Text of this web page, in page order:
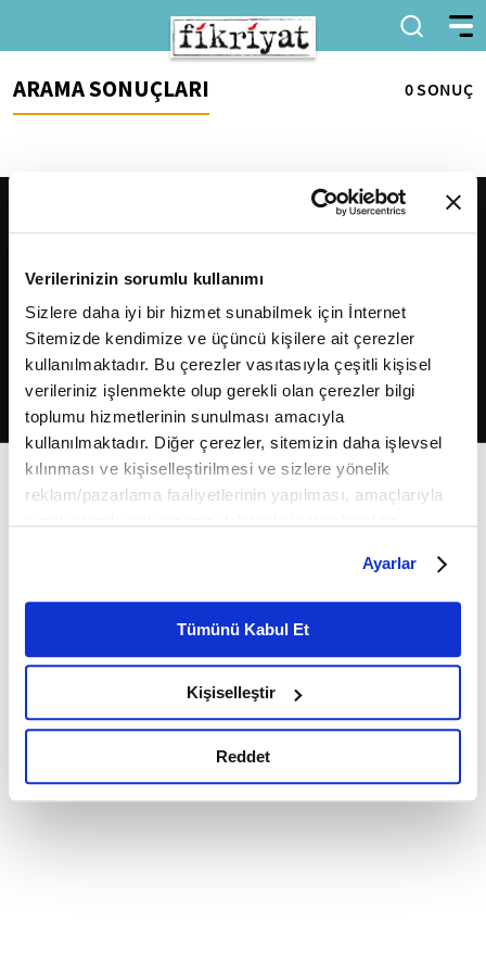
Verilerinizin sorumlu kullanımı
Sizlere daha iyi bir hizmet sunabilmek için İnternet
Sitemizde kendimize ve üçüncü kişilere ait çerezler
kullanılmaktadır. Bu çerezler vasıtasıyla çeşitli kişisel
verileriniz işlenmekte olup gerekli olan çerezler bilgi
toplumu hizmetlerinin sunulması amacıyla
kullanılmaktadır. Diğer çerezler, sitemizin daha işlevsel
kılınması ve kişiselleştirilmesi ve sizlere yönelik
reklam/pazarlama faaliyetlerinin yapılması, amaçlarıyla
belirleyebilirsiniz. Çerezlere ilişkin detaylı bilgi için
Ayarlar butonuna tıklayabilir,Çerez Bilgilendirme
Metnimizi ziyaret edebilirsiniz.
6698 sayılı Kişisel Verilerin Korunması Kanunu uyarınca
okumak ve sitemizi ziyaretiniz kapsamında
gerçekleştirilen veri işleme faaliyetleri ile ilgili daha
detaylı bilgi almak için lütfentıklayınız.
Ayarlar
Tümünü Kabul Et
Kişiselleştir
Reddet
ARAMA SONUÇLARI 0 SONUÇ
2026Fikriyat. Tüm hakları saklıdır.